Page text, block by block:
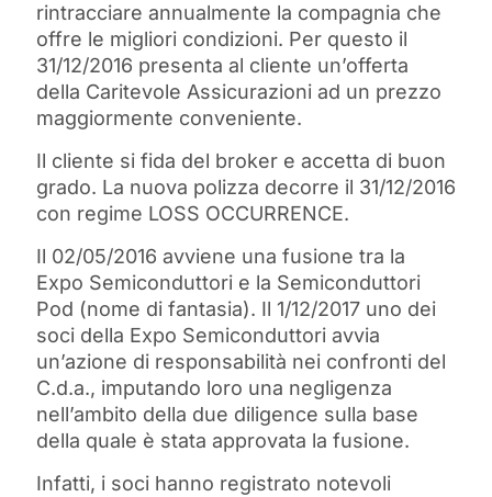
rintracciare annualmente la compagnia che
offre le migliori condizioni. Per questo il
31/12/2016 presenta al cliente un’offerta
della Caritevole Assicurazioni ad un prezzo
maggiormente conveniente.
Il cliente si fida del broker e accetta di buon
grado. La nuova polizza decorre il 31/12/2016
con regime LOSS OCCURRENCE.
Il 02/05/2016 avviene una fusione tra la
Expo Semiconduttori e la Semiconduttori
Pod (nome di fantasia). Il 1/12/2017 uno dei
soci della Expo Semiconduttori avvia
un’azione di responsabilità nei confronti del
C.d.a., imputando loro una negligenza
nell’ambito della due diligence sulla base
della quale è stata approvata la fusione.
Infatti, i soci hanno registrato notevoli